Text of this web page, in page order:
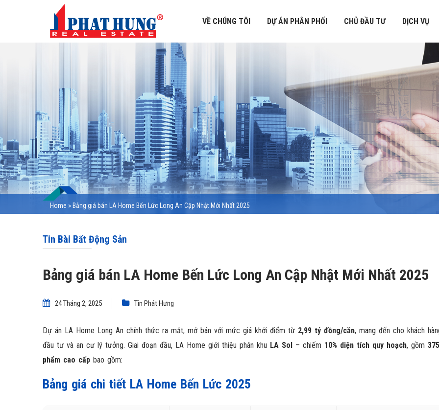
VỀ CHÚNG TÔI DỰ ÁN PHÂN PHỐI CHỦ ĐẦU TƯ DỊCH VỤ
Home » Bảng giá bán LA Home Bến Lức Long An Cập Nhật Mới Nhất 2025
Tin Bài Bất Động Sản
Bảng giá bán LA Home Bến Lức Long An Cập Nhật Mới Nhất 2025
24 Tháng 2, 2025 Tin Phát Hưng
Dự án LA Home Long An chính thức ra mắt, mở bán với mức giá khởi điểm từ 2,99 tỷ đồng/căn, mang đến cho khách
đầu tư và an cư lý tưởng. Giai đoạn đầu, LA Home giới thiệu phân khu LA Sol – chiếm 10% diện tích quy hoạch, gồm
phẩm cao cấp bao gồm:
Bảng giá chi tiết LA Home Bến Lức 2025